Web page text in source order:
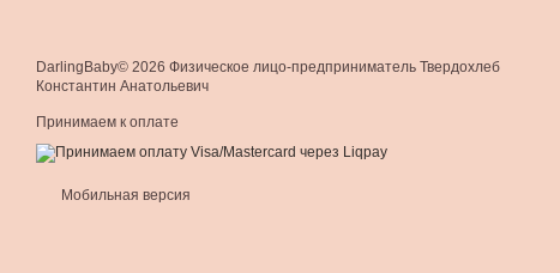
DarlingBaby© 2026 Физическое лицо-предприниматель Твердохлеб
Константин Анатольевич
Принимаем к оплате
Мобильная версия